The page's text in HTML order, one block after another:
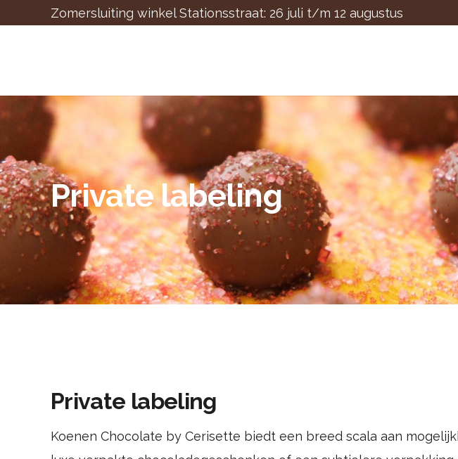
Zomersluiting winkel Stationsstraat: 26 juli t/m 12 augustus
Private labeling
Private labeling
Koenen Chocolate by Cerisette biedt een breed scala aan